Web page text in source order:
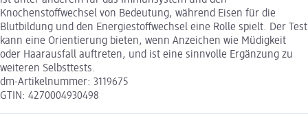
Knochenstoffwechsel von Bedeutung, während Eisen für die
Blutbildung und den Energiestoffwechsel eine Rolle spielt. Der Test
kann eine Orientierung bieten, wenn Anzeichen wie Müdigkeit
oder Haarausfall auftreten, und ist eine sinnvolle Ergänzung zu
weiteren Selbsttests.
dm-Artikelnummer: 3119675
GTIN: 4270004930498